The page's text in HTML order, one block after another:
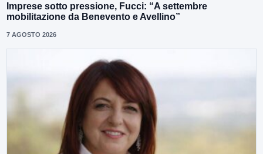
Imprese sotto pressione, Fucci: “A settembre
mobilitazione da Benevento e Avellino”
7 AGOSTO 2026